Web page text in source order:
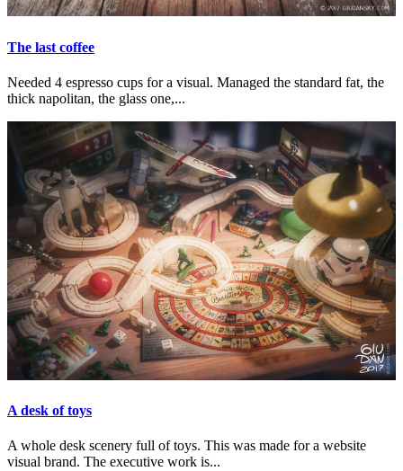
The last coffee
Needed 4 espresso cups for a visual. Managed the standard fat, the
thick napolitan, the glass one,...
A desk of toys
A whole desk scenery full of toys. This was made for a website
visual brand. The executive work is...